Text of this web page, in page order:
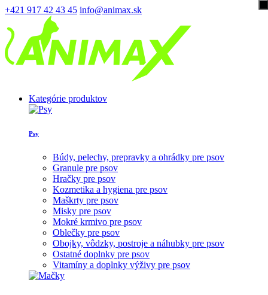
+421 917 42 43 45 info@animax.sk
Kategórie produktov
Psy
Búdy, pelechy, prepravky a ohrádky pre psov
Granule pre psov
Hračky pre psov
Kozmetika a hygiena pre psov
Maškrty pre psov
Misky pre psov
Mokré krmivo pre psov
Oblečky pre psov
Obojky, vôdzky, postroje a náhubky pre psov
Ostatné doplnky pre psov
Vitamíny a doplnky výživy pre psov